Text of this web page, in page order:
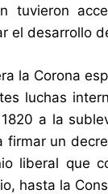
tuvieron
el desarrollo
la Corona
luchas
a la
firmar un
liberal que
hasta la